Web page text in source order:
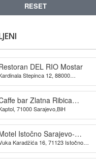
RESET
DEL RIO Mostar
Stepinca 12, 88000
bar Zlatna Ribica
71000 Sarajevo,BiH
Istočno Sarajevo-
Karadžića 16, 71123 Istočno